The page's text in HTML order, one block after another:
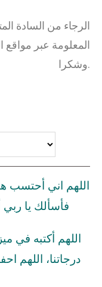
الرجاء من السادة
المعلومة عبر مواقع
وشكرا.
اللهم اني أحتسب
فأسألك يا
اللهم أكتبه في
درجاتنا، اللهم